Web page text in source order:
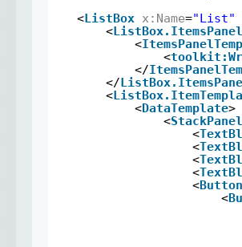
<ListBox x:Name="List"
<ListBox.ItemsPanel
<
<
</
</
<
<DataTemplate>
<StackPanel
<
<
<
<
<Button
<